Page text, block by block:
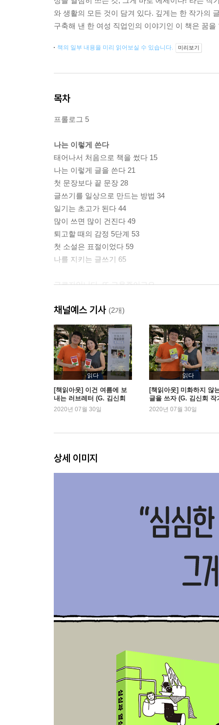
와 생활의 모든 것이 담겨 있다. 깊게는 한 작가의
구축해 낸 한 여성 직업인의 이야기인 이 책은 꿈
책의 일부 내용을 미리 읽어보실 수 있습니다. 미리보기
목차
프롤로그 5
나는 이렇게 쓴다
태어나서 처음으로 책을 썼다 15
나는 이렇게 글을 쓴다 21
첫 문장보다 끝 문장 28
글쓰기를 일상으로 만드는 방법 34
일기는 초고가 된다 44
많이 쓰면 많이 건진다 49
퇴고할 때의 감정 5단계 53
첫 소설은 표절이었다 59
나를 지키는 글쓰기 65
근로자입니다, 또 고용주이고요
매일 출근하는 방 84
마감은 약속 89
복지에 힘쓸수록 신나서 일한다 94
책이 안 팔릴 때 작가가 하는 생각 99
돈 이야기를 먼저 합시다 104
언니, 그건 지난 책이잖아요 111
지금 내 이야기를 하면 된다 115
하기 싫은 일을 안 할 수 있는 것도 특권 120
개나 소나 쓴다 125
잘난 척 좀 하자 138
퇴근 후에는 한강에 간다 143
하고 싶지만 안 하고 있는 일들 162
서점에서 가장 낡은 책을 사는 사람 192
한 해를 매듭짓는 법 214
개그 욕심 많은 사람 220
마음을 어루만지는 마음 225
우리는 서로 때문에 운다 231
채널예스 기사 (2개)
읽다
[책읽아웃] 이건 여름에 보
내는 러브레터 (G. 김신회
작가)
2020년 07월 30일
읽다
[책읽아웃] 미화하지 않
글을 쓰자 (G. 김신회 작
2020년 07월 30일
상세 이미지